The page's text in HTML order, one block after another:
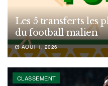
Les 5 transferts les
du football malien
AOÛT 1, 2026
CLASSEMENT